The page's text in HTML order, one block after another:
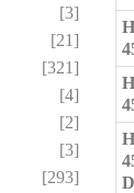
[3]
[21]
[321]
[4]
[2]
[3]
[293]